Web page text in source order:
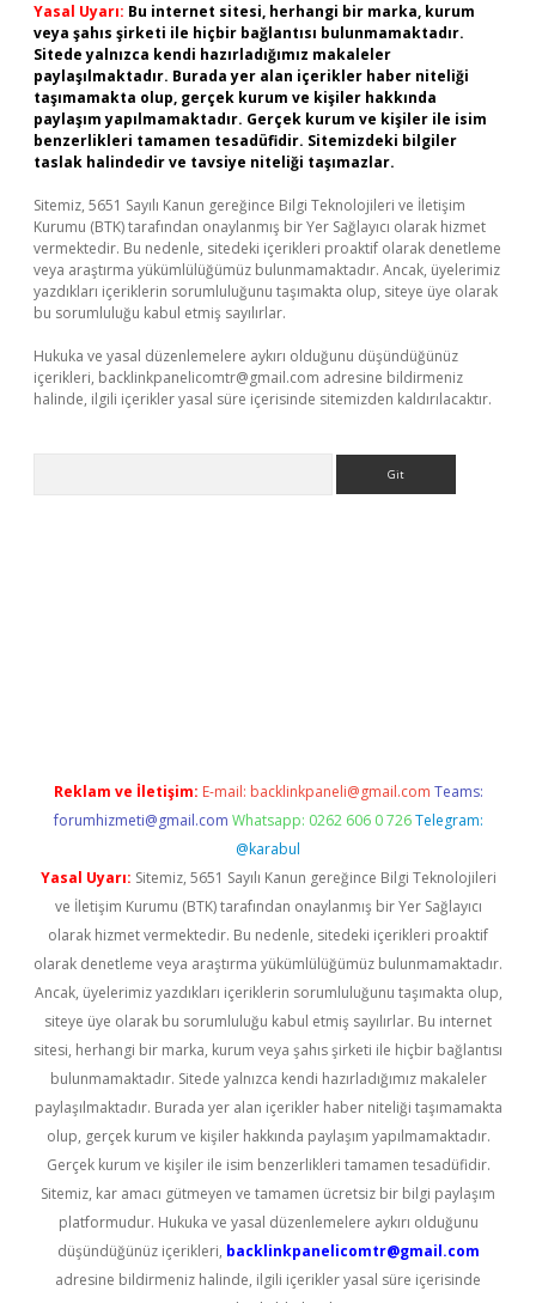
Yasal Uyarı: Bu internet sitesi, herhangi bir marka, kurum
veya şahıs şirketi ile hiçbir bağlantısı bulunmamaktadır.
Sitede yalnızca kendi hazırladığımız makaleler
paylaşılmaktadır. Burada yer alan içerikler haber niteliği
taşımamakta olup, gerçek kurum ve kişiler hakkında
paylaşım yapılmamaktadır. Gerçek kurum ve kişiler ile isim
benzerlikleri tamamen tesadüfidir. Sitemizdeki bilgiler
taslak halindedir ve tavsiye niteliği taşımazlar.
Sitemiz, 5651 Sayılı Kanun gereğince Bilgi Teknolojileri ve İletişim
Kurumu (BTK) tarafından onaylanmış bir Yer Sağlayıcı olarak hizmet
vermektedir. Bu nedenle, sitedeki içerikleri proaktif olarak denetleme
veya araştırma yükümlülüğümüz bulunmamaktadır. Ancak, üyelerimiz
yazdıkları içeriklerin sorumluluğunu taşımakta olup, siteye üye olarak
bu sorumluluğu kabul etmiş sayılırlar.
Hukuka ve yasal düzenlemelere aykırı olduğunu düşündüğünüz
içerikleri, backlinkpanelicomtr@gmail.com adresine bildirmeniz
halinde, ilgili içerikler yasal süre içerisinde sitemizden kaldırılacaktır.
Reklam ve İletişim: E-mail: backlinkpaneli@gmail.com Teams:
forumhizmeti@gmail.com Whatsapp: 0262 606 0 726 Telegram:
@karabul
Yasal Uyarı: Sitemiz, 5651 Sayılı Kanun gereğince Bilgi Teknolojileri
ve İletişim Kurumu (BTK) tarafından onaylanmış bir Yer Sağlayıcı
olarak hizmet vermektedir. Bu nedenle, sitedeki içerikleri proaktif
olarak denetleme veya araştırma yükümlülüğümüz bulunmamaktadır.
Ancak, üyelerimiz yazdıkları içeriklerin sorumluluğunu taşımakta olup,
siteye üye olarak bu sorumluluğu kabul etmiş sayılırlar. Bu internet
sitesi, herhangi bir marka, kurum veya şahıs şirketi ile hiçbir bağlantısı
bulunmamaktadır. Sitede yalnızca kendi hazırladığımız makaleler
paylaşılmaktadır. Burada yer alan içerikler haber niteliği taşımamakta
olup, gerçek kurum ve kişiler hakkında paylaşım yapılmamaktadır.
Gerçek kurum ve kişiler ile isim benzerlikleri tamamen tesadüfidir.
Sitemiz, kar amacı gütmeyen ve tamamen ücretsiz bir bilgi paylaşım
platformudur. Hukuka ve yasal düzenlemelere aykırı olduğunu
düşündüğünüz içerikleri, backlinkpanelicomtr@gmail.com
adresine bildirmeniz halinde, ilgili içerikler yasal süre içerisinde